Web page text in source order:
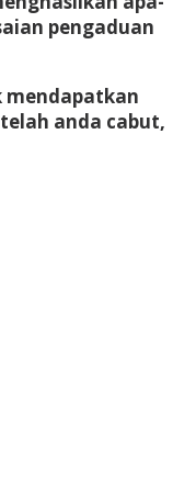
pengaduan
mendapatkan
anda cabut,